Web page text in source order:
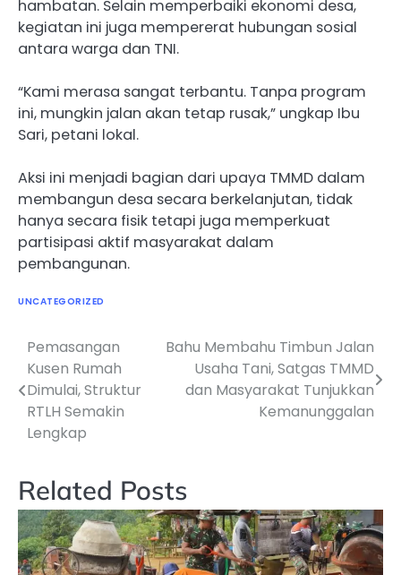
hambatan. Selain memperbaiki ekonomi desa,
kegiatan ini juga mempererat hubungan sosial
antara warga dan TNI.
“Kami merasa sangat terbantu. Tanpa program
ini, mungkin jalan akan tetap rusak,” ungkap Ibu
Sari, petani lokal.
Aksi ini menjadi bagian dari upaya TMMD dalam
membangun desa secara berkelanjutan, tidak
hanya secara fisik tetapi juga memperkuat
partisipasi aktif masyarakat dalam
pembangunan.
UNCATEGORIZED
Navigasi
pos
Pemasangan
Kusen Rumah
Dimulai, Struktur
RTLH Semakin
Lengkap
Bahu Membahu Timbun Jalan
Usaha Tani, Satgas TMMD
dan Masyarakat Tunjukkan
Kemanunggalan
Related Posts